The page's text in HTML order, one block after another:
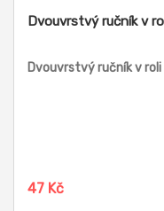
Dvouvrstvý ručník v
Dvouvrstvý ručník v roli
47 Kč